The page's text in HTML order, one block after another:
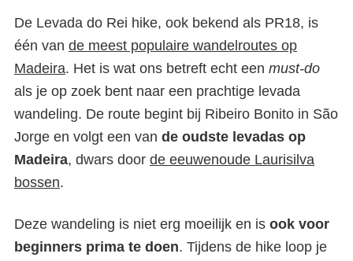
De Levada do Rei hike, ook bekend als PR18, is
één van de meest populaire wandelroutes op
Madeira. Het is wat ons betreft echt een must-do
als je op zoek bent naar een prachtige levada
wandeling. De route begint bij Ribeiro Bonito in São
Jorge en volgt een van de oudste levadas op
Madeira, dwars door de eeuwenoude Laurisilva
bossen.
Deze wandeling is niet erg moeilijk en is ook voor
beginners prima te doen. Tijdens de hike loop je